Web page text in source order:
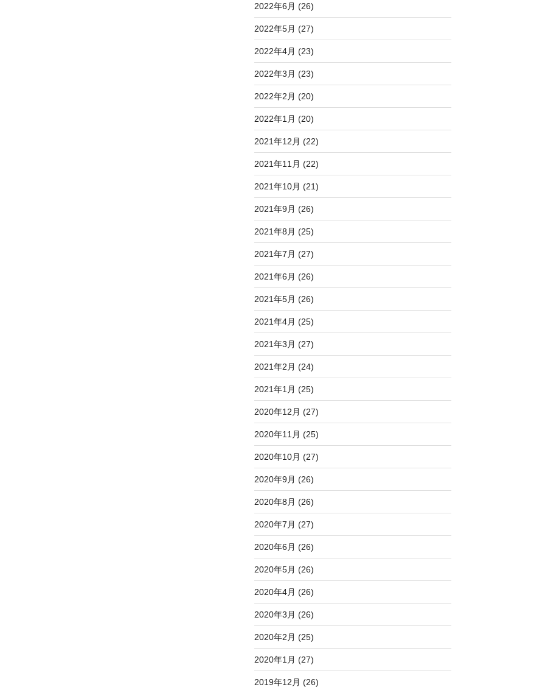
2022年6月 (26)
2022年5月 (27)
2022年4月 (23)
2022年3月 (23)
2022年2月 (20)
2022年1月 (20)
2021年12月 (22)
2021年11月 (22)
2021年10月 (21)
2021年9月 (26)
2021年8月 (25)
2021年7月 (27)
2021年6月 (26)
2021年5月 (26)
2021年4月 (25)
2021年3月 (27)
2021年2月 (24)
2021年1月 (25)
2020年12月 (27)
2020年11月 (25)
2020年10月 (27)
2020年9月 (26)
2020年8月 (26)
2020年7月 (27)
2020年6月 (26)
2020年5月 (26)
2020年4月 (26)
2020年3月 (26)
2020年2月 (25)
2020年1月 (27)
2019年12月 (26)